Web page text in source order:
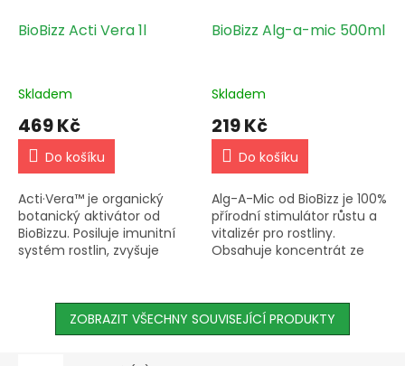
BioBizz Acti Vera 1l
Skladem
469 Kč
Do košíku
Acti·Vera™ je organický
botanický aktivátor od
BioBizzu. Posiluje imunitní
systém rostlin, zvyšuje
kvetení. Používejte 5 ml při
BioBizz Alg-a-mic 500ml
Skladem
219 Kč
Do košíku
Alg-A-Mic od BioBizz je 100%
přírodní stimulátor růstu a
vitalizér pro rostliny.
Obsahuje koncentrát ze
nemocem. Používá se...
ZOBRAZIT VŠECHNY SOUVISEJÍCÍ PRODUKTY